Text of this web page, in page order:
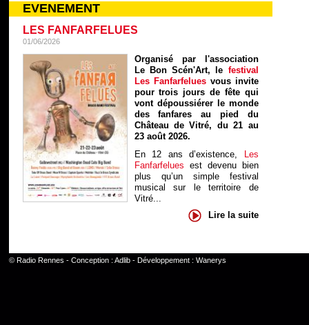
EVENEMENT
LES FANFARFELUES
01/06/2026
Organisé par l'association
Le Bon Scén'Art, le festival
Les Fanfarfelues vous invite
pour trois jours de fête qui
vont dépoussiérer le monde
des fanfares au pied du
Château de Vitré, du 21 au
23 août 2026.
En 12 ans d’existence, Les
Fanfarfelues est devenu bien
plus qu’un simple festival
musical sur le territoire de
Vitré...
Lire la suite
© Radio Rennes - Conception : Adlib- Développement : Wanerys